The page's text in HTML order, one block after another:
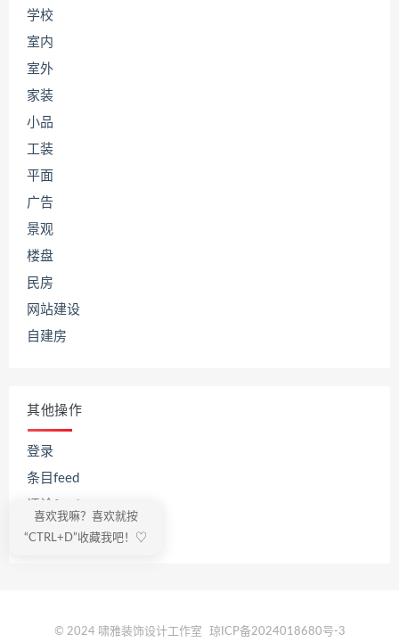
学校
室内
室外
家装
小品
工装
平面
广告
景观
楼盘
民房
网站建设
自建房
其他操作
登录
条目feed
WordPress.org
© 2024 啸雅装饰设计工作室 琼ICP备2024018680号-3
喜欢我嘛？喜欢就按
“CTRL+D”收藏我吧！♡